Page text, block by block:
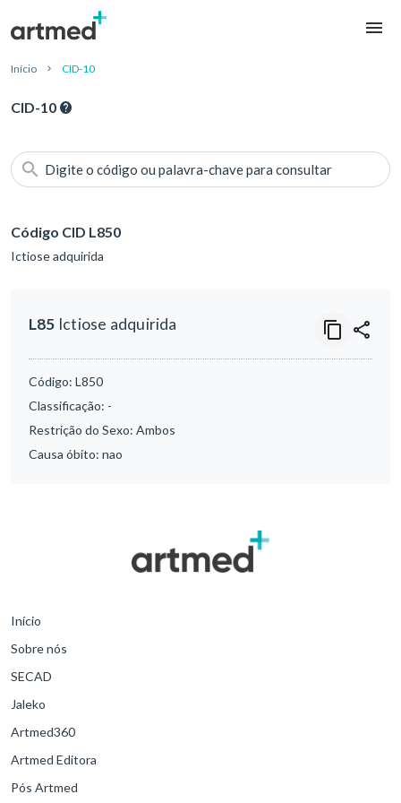
Início CID-10
CID-10
Digite o código ou palavra-chave para consultar
Código CID L850
Ictiose adquirida
L85 Ictiose adquirida
Código: L850
Classificação: -
Restrição do Sexo: Ambos
Causa óbito: nao
Início
Sobre nós
SECAD
Jaleko
Artmed360
Artmed Editora
Pós Artmed